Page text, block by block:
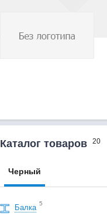
Каталог товаров 20
Черный
Балка
5